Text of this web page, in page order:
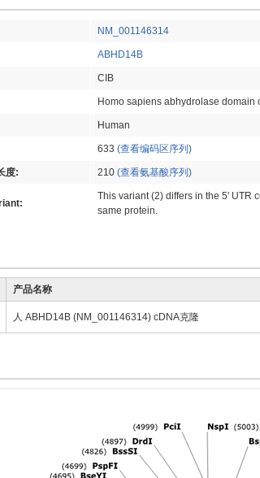
NM_001146314
ABHD14B
CIB
Homo sapiens abhydrolase domain
Human
633 (查看编码区序列)
度: 210 (查看氨基酸序列)
This variant (2) differs in the 5' UTR
same protein.
产品名称
人 ABHD14B (NM_001146314) cDNA克隆